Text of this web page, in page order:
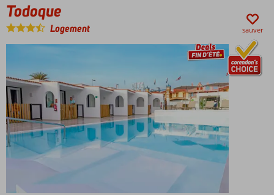
penthouses et
villas de luxe
avec piscine
privée
Windsock
Ocean Club
est
fantastique!
Petit
déjeuner
également
Todoque
Logement sauver